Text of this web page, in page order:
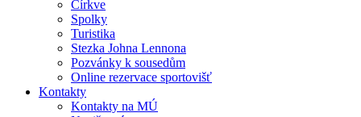
Církve
Spolky
Turistika
Stezka Johna Lennona
Pozvánky k sousedům
Online rezervace sportovišť
Kontakty
Kontakty na MÚ